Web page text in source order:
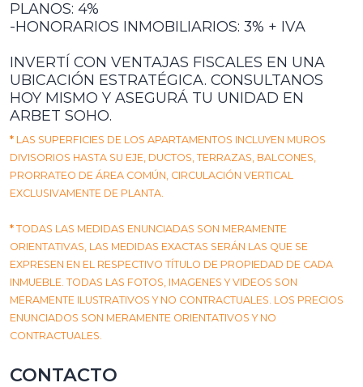
PLANOS: 4%
-HONORARIOS INMOBILIARIOS: 3% + IVA
INVERTÍ CON VENTAJAS FISCALES EN UNA
UBICACIÓN ESTRATÉGICA. CONSULTANOS
HOY MISMO Y ASEGURÁ TU UNIDAD EN
ARBET SOHO.
* LAS SUPERFICIES DE LOS APARTAMENTOS INCLUYEN MUROS
DIVISORIOS HASTA SU EJE, DUCTOS, TERRAZAS, BALCONES,
PRORRATEO DE ÁREA COMÚN, CIRCULACIÓN VERTICAL
EXCLUSIVAMENTE DE PLANTA.
* TODAS LAS MEDIDAS ENUNCIADAS SON MERAMENTE
ORIENTATIVAS, LAS MEDIDAS EXACTAS SERÁN LAS QUE SE
EXPRESEN EN EL RESPECTIVO TÍTULO DE PROPIEDAD DE CADA
INMUEBLE. TODAS LAS FOTOS, IMAGENES Y VIDEOS SON
MERAMENTE ILUSTRATIVOS Y NO CONTRACTUALES. LOS PRECIOS
ENUNCIADOS SON MERAMENTE ORIENTATIVOS Y NO
CONTRACTUALES.
CONTACTO